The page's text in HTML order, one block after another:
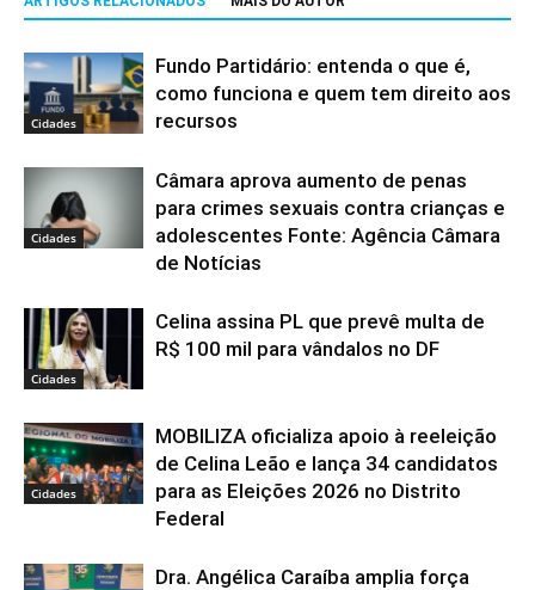
Cidades
Fundo Partidário: entenda o que é,
como funciona e quem tem direito aos
recursos
Cidades
Câmara aprova aumento de penas
para crimes sexuais contra crianças e
adolescentes Fonte: Agência Câmara
de Notícias
Cidades
Celina assina PL que prevê multa de
R$ 100 mil para vândalos no DF
Cidades
MOBILIZA oficializa apoio à reeleição
de Celina Leão e lança 34 candidatos
para as Eleições 2026 no Distrito
Federal
Dra. Angélica Caraíba amplia força